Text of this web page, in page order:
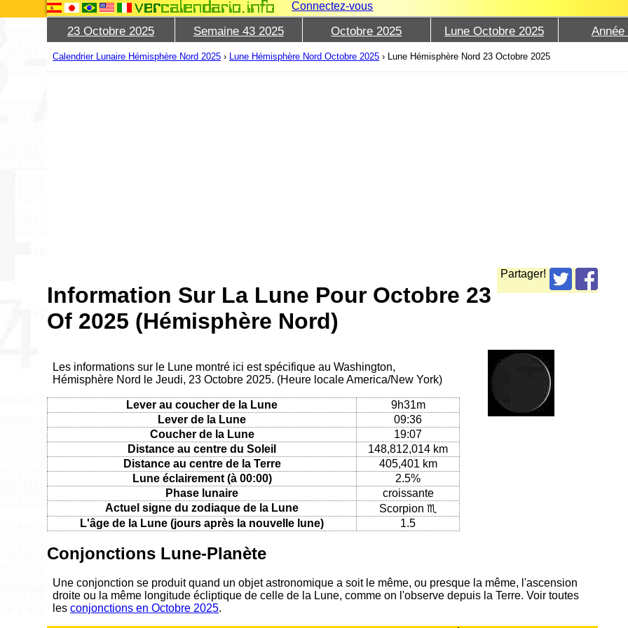
Connectez-vous
23 Octobre 2025 Semaine 43 2025 Octobre 2025 Lune Octobre 2025 Année
Calendrier Lunaire Hémisphère Nord 2025 › Lune Hémisphère Nord Octobre 2025 › Lune Hémisphère Nord 23 Octobre 2025
Partager!
Information Sur La Lune Pour Octobre 23
Of 2025 (Hémisphère Nord)
Les informations sur le Lune montré ici est spécifique au Washington,
Hémisphère Nord le Jeudi, 23 Octobre 2025. (Heure locale America/New York)
Lever au coucher de la Lune
9h31m
Lever de la Lune
09:36
Coucher de la Lune
19:07
Distance au centre du Soleil
148,812,014 km
Distance au centre de la Terre
405,401 km
Lune éclairement (à 00:00)
2.5%
Phase lunaire
croissante
Actuel signe du zodiaque de la Lune
Scorpion ♏
L'âge de la Lune (jours après la nouvelle lune)
1.5
Conjonctions Lune-Planète
Une conjonction se produit quand un objet astronomique a soit le même, ou presque la même, l'ascension
droite ou la même longitude écliptique de celle de la Lune, comme on l'observe depuis la Terre. Voir toutes
lesconjonctions en Octobre 2025.